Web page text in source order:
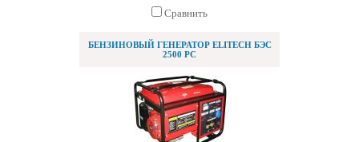
Сравнить
БЕНЗИНОВЫЙ ГЕНЕРАТОР ELITECH БЭС
2500 РС